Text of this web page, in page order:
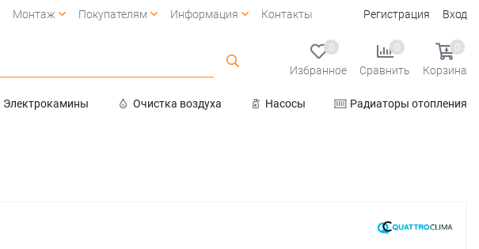
Электрокамины Очистка воздуха Насосы
Радиаторы отопления
0
Избранное
0
Сравнить
0
Корзина
Монтаж Покупателям Информация Контакты Регистрация Вход